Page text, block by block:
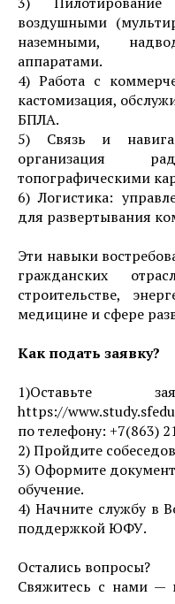
воздушными
наземными,
аппаратами.
4) Работа с
кастомизация,
БПЛА.
5) Связь и
организация
топографическими
6) Логистика:
для развертывания
Эти навыки
гражданских
строительстве,
медицине и сфере
Как подать заявку?
1)Оставьте
https://
по телефону: +7(863)
2) Пройдите
3) Оформите
обучение.
4) Начните службу в
поддержкой ЮФУ.
Остались вопросы?
Свяжитесь с нами —